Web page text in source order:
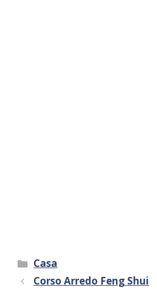
Categorie
Casa
Corso Arredo Feng Shui